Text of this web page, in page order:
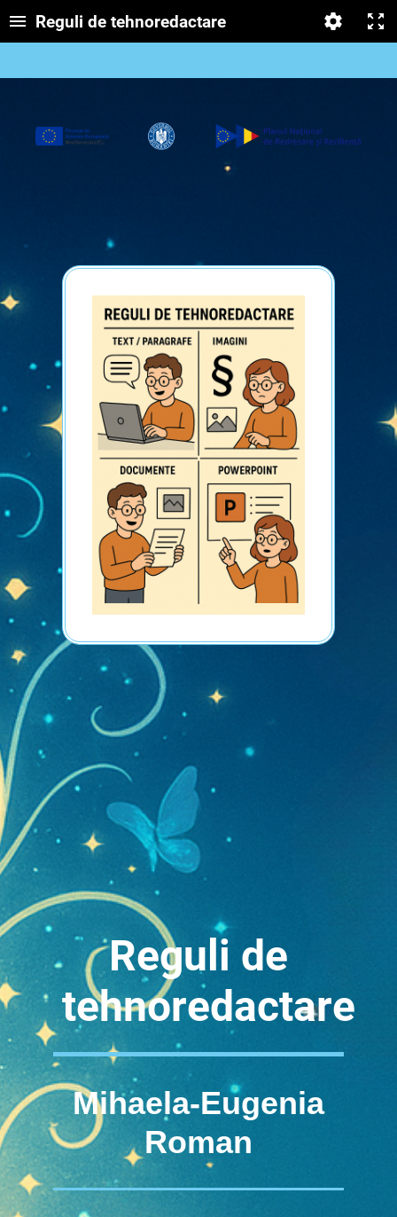
Reguli de tehnoredactare
Reguli de
tehnoredactare
Mihaela-Eugenia
Roman